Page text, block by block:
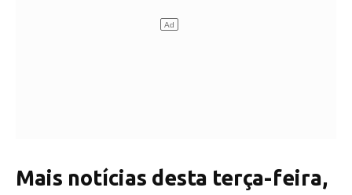
Mais notícias desta terça-feira,